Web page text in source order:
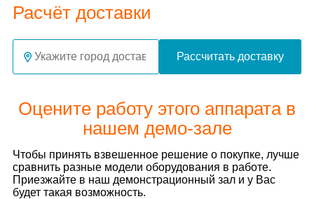
Расчёт доставки
Рассчитать доставку
Оцените работу этого аппарата в
нашем демо-зале
Чтобы принять взвешенное решение о покупке, лучше
сравнить разные модели оборудования в работе.
Приезжайте в наш демонстрационный зал и у Вас
будет такая возможность.